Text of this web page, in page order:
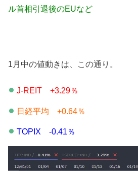
ル首相引退後のEUなど
1月中の値動きは、この通り。
J-REIT +3.29％
日経平均 +0.64％
TOPIX -0.41％